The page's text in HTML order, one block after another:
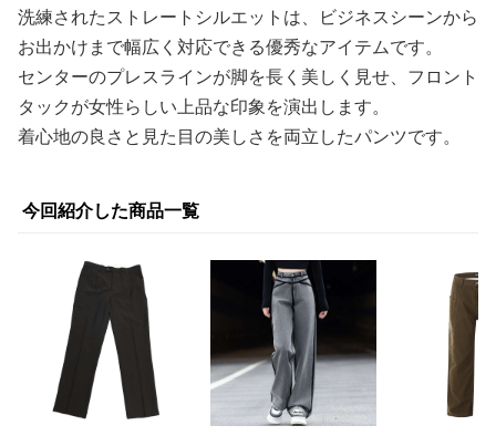
洗練されたストレートシルエットは、ビジネスシーンから
お出かけまで幅広く対応できる優秀なアイテムです。
センターのプレスラインが脚を長く美しく見せ、フロント
タックが女性らしい上品な印象を演出します。
着心地の良さと見た目の美しさを両立したパンツです。
今回紹介した商品一覧